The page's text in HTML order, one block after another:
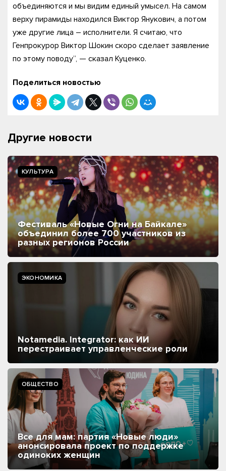
объединяются и мы видим единый умысел. На самом
верху пирамиды находился Виктор Янукович, а потом
уже другие лица – исполнители. Я считаю, что
Генпрокурор Виктор Шокин скоро сделает заявление
по этому поводу”, — сказал Куценко.
Поделиться новостью
Другие новости
КУЛЬТУРА
Фестиваль «Новые Огни на Байкале»
объединил более 700 участников из
разных регионов России
ЭКОНОМИКА
Notamedia. Integrator: как ИИ
перестраивает управленческие роли
ОБЩЕСТВО
Все для мам: партия «Новые люди»
анонсировала проект по поддержке
одиноких женщин